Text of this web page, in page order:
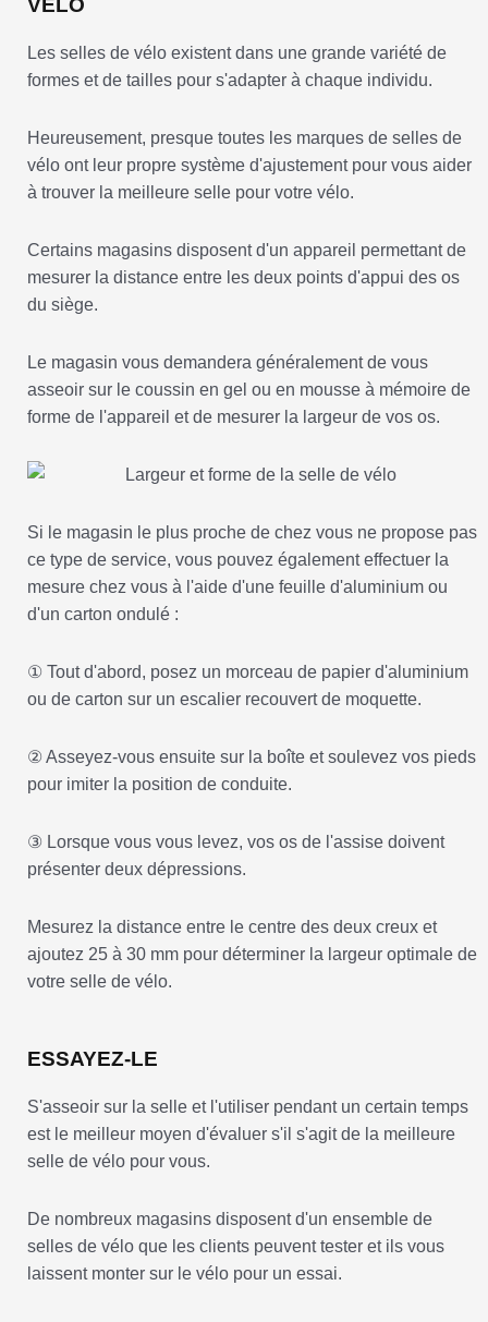
VÉLO
Les selles de vélo existent dans une grande variété de
formes et de tailles pour s'adapter à chaque individu.
Heureusement, presque toutes les marques de selles de
vélo ont leur propre système d'ajustement pour vous aider
à trouver la meilleure selle pour votre vélo.
Certains magasins disposent d'un appareil permettant de
mesurer la distance entre les deux points d'appui des os
du siège.
Le magasin vous demandera généralement de vous
asseoir sur le coussin en gel ou en mousse à mémoire de
forme de l'appareil et de mesurer la largeur de vos os.
Si le magasin le plus proche de chez vous ne propose pas
ce type de service, vous pouvez également effectuer la
mesure chez vous à l'aide d'une feuille d'aluminium ou
d'un carton ondulé :
① Tout d'abord, posez un morceau de papier d'aluminium
ou de carton sur un escalier recouvert de moquette.
② Asseyez-vous ensuite sur la boîte et soulevez vos pieds
pour imiter la position de conduite.
③ Lorsque vous vous levez, vos os de l'assise doivent
présenter deux dépressions.
Mesurez la distance entre le centre des deux creux et
ajoutez 25 à 30 mm pour déterminer la largeur optimale de
votre selle de vélo.
ESSAYEZ-LE
S'asseoir sur la selle et l'utiliser pendant un certain temps
est le meilleur moyen d'évaluer s'il s'agit de la meilleure
selle de vélo pour vous.
De nombreux magasins disposent d'un ensemble de
selles de vélo que les clients peuvent tester et ils vous
laissent monter sur le vélo pour un essai.